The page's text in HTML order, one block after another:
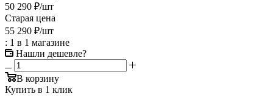
50 290 ₽/шт
Старая цена
55 290 ₽/шт
: 1 в 1 магазине
Нашли дешевле?
В корзину
Купить в 1 клик